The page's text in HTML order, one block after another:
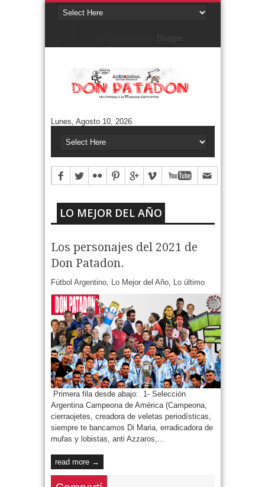
Blogger
Denunciar abuso
Cuentos/ Frases y más
CUENTOS DE FÚTBOL
NIEMBRO
Aguántanos en Twitter
Tweets by DonPatadon
Pages
Style5
Lunes, Agosto 10, 2026
LO MEJOR DEL AÑO
Los personajes del 2021 de
Don Patadon.
Fútbol Argentino, Lo Mejor del Año, Lo último
Primera fila desde abajo: 1- Selección
Argentina Campeona de América (Campeona,
cierraojetes, creadora de veletas periodísticas,
siempre te bancamos Di Maria, erradicadora de
mufas y lobistas, anti Azzaros,...
read more →